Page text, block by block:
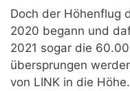
Doch der Höhenflug
2020 begann und
2021 sogar die
übersprungen
von LINK in die Höhe.